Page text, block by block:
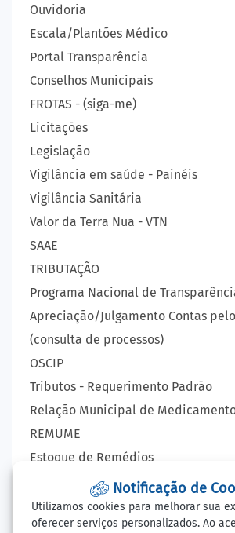
Ouvidoria
Escala/Plantões Médico
Portal Transparência
Conselhos Municipais
FROTAS - (siga-me)
Licitações
Legislação
Vigilância em saúde - Painéis
Vigilância Sanitária
Valor da Terra Nua - VTN
SAAE
TRIBUTAÇÃO
Programa Nacional de
Apreciação/Julgamento Contas
(consulta de processos)
OSCIP
Tributos - Requerimento Padrão
Relação Municipal de
REMUME
Estoque de Remédios
VIGILÂNCIA EPIDEMIOLÓGICA
Lista de Espera - Consultas,
LAUDO VIRTUAL - RAIO X
Notificação de
Utilizamos cookies para melhorar sua
oferecer serviços personalizados. Ao